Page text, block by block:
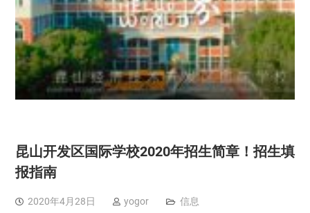
昆山开发区国际学校2020年招生简章！招生填
报指南
2020年4月28日 yogor 信息